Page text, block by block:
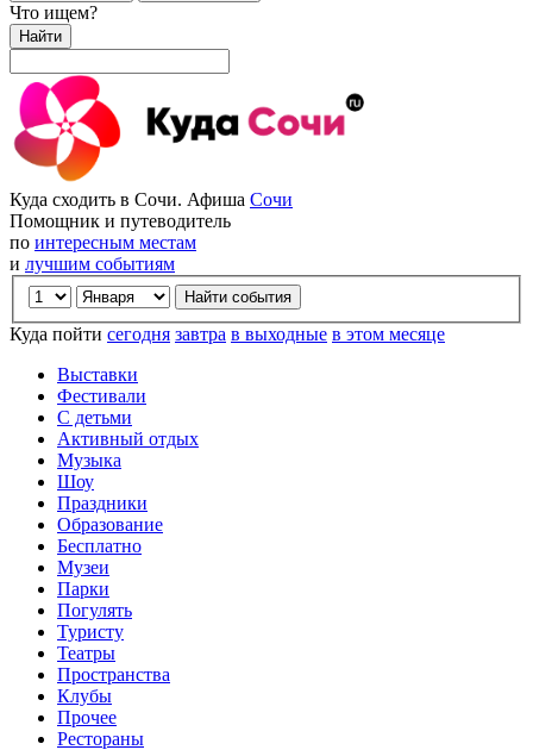
Что ищем?
Найти
Куда сходить в Сочи. Афиша Сочи
Помощник и путеводитель
по интересным местам
и лучшим событиям
Куда пойти сегодня завтра в выходные в этом месяце
Выставки
Фестивали
С детьми
Активный отдых
Музыка
Шоу
Праздники
Образование
Бесплатно
Музеи
Парки
Погулять
Туристу
Театры
Пространства
Клубы
Прочее
Рестораны